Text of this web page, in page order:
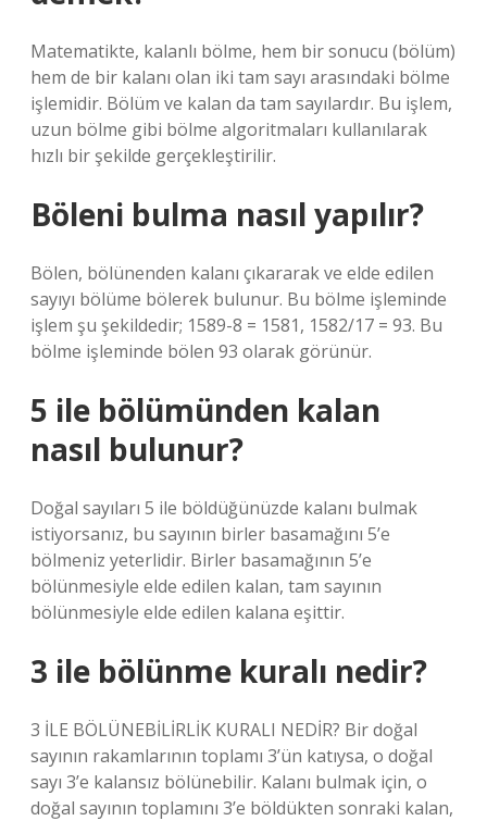
Matematikte, kalanlı bölme, hem bir sonucu (bölüm)
hem de bir kalanı olan iki tam sayı arasındaki bölme
işlemidir. Bölüm ve kalan da tam sayılardır. Bu işlem,
uzun bölme gibi bölme algoritmaları kullanılarak
hızlı bir şekilde gerçekleştirilir.
Böleni bulma nasıl yapılır?
Bölen, bölünenden kalanı çıkararak ve elde edilen
sayıyı bölüme bölerek bulunur. Bu bölme işleminde
işlem şu şekildedir; 1589-8 = 1581, 1582/17 = 93. Bu
bölme işleminde bölen 93 olarak görünür.
5 ile bölümünden kalan
nasıl bulunur?
Doğal sayıları 5 ile böldüğünüzde kalanı bulmak
istiyorsanız, bu sayının birler basamağını 5’e
bölmeniz yeterlidir. Birler basamağının 5’e
bölünmesiyle elde edilen kalan, tam sayının
bölünmesiyle elde edilen kalana eşittir.
3 ile bölünme kuralı nedir?
3 İLE BÖLÜNEBİLİRLİK KURALI NEDİR? Bir doğal
sayının rakamlarının toplamı 3’ün katıysa, o doğal
sayı 3’e kalansız bölünebilir. Kalanı bulmak için, o
doğal sayının toplamını 3’e böldükten sonraki kalan,